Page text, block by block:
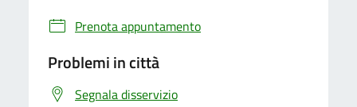
Prenota appuntamento
Problemi in città
Segnala disservizio